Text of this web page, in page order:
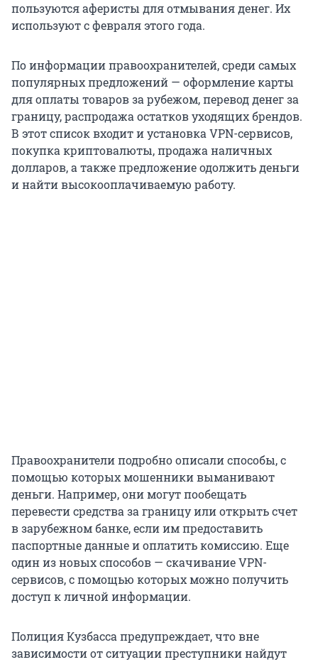
пользуются аферисты для отмывания денег. Их
используют с февраля этого года.
По информации правоохранителей, среди самых
популярных предложений — оформление карты
для оплаты товаров за рубежом, перевод денег за
границу, распродажа остатков уходящих брендов.
В этот список входит и установка VPN-сервисов,
покупка криптовалюты, продажа наличных
долларов, а также предложение одолжить деньги
и найти высокооплачиваемую работу.
Правоохранители подробно описали способы, с
помощью которых мошенники выманивают
деньги. Например, они могут пообещать
перевести средства за границу или открыть счет
в зарубежном банке, если им предоставить
паспортные данные и оплатить комиссию. Еще
один из новых способов — скачивание VPN-
сервисов, с помощью которых можно получить
доступ к личной информации.
Полиция Кузбасса предупреждает, что вне
зависимости от ситуации преступники найдут